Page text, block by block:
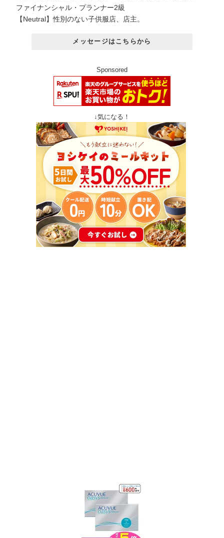
ファイナンシャル・プランナー2級
【Neutral】性別のない子供服店、店主。
メッセージはこちらから
Sponsored
↓気になる！